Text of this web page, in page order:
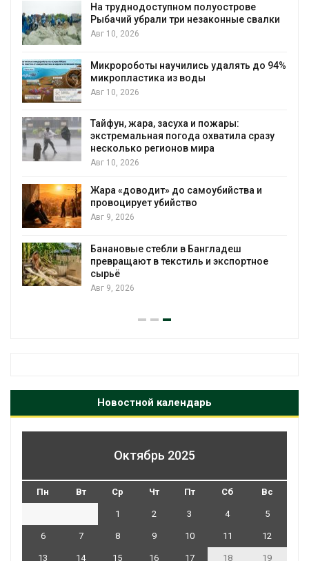
На труднодоступном полуострове
Рыбачий убрали три незаконные свалки
Авг 10, 2026
Микророботы научились удалять до 94%
микропластика из воды
Авг 10, 2026
Тайфун, жара, засуха и пожары:
экстремальная погода охватила сразу
несколько регионов мира
Авг 10, 2026
Жара «доводит» до самоубийства и
провоцирует убийство
Авг 9, 2026
Банановые стебли в Бангладеш
превращают в текстиль и экспортное
сырьё
Авг 9, 2026
Новостной календарь
Октябрь 2025
Пн Вт Ср Чт Пт Сб Вс
1 2 3 4 5
6 7 8 9 10 11 12
13 14 15 16 17 18 19